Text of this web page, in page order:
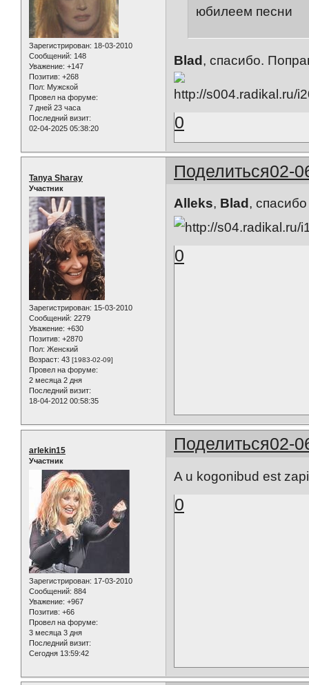
Зарегистрирован: 18-03-2010
Сообщений: 148
Уважение: +147
Позитив: +268
Пол: Мужской
Провел на форуме:
7 дней 23 часа
Последний визит:
02-04-2025 05:38:20
юбилеем песни
Blad , спасибо.
0
Поделиться02-
Tanya Sharay
Участник
Зарегистрирован: 15-03-2010
Сообщений: 2279
Уважение: +630
Позитив: +2870
Пол: Женский
Возраст: 43 [1983-02-09]
Провел на форуме:
2 месяца 2 дня
Последний визит:
18-04-2012 00:58:35
Alleks, Blad ,
0
Поделиться02-
arlekin15
Участник
Зарегистрирован: 17-03-2010
Сообщений: 884
Уважение: +967
Позитив: +66
Провел на форуме:
3 месяца 3 дня
Последний визит:
Сегодня 13:59:42
A u kogonibud est
0